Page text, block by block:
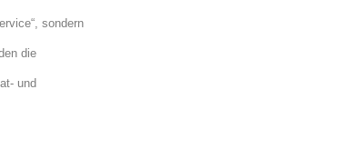
sondern
die
und